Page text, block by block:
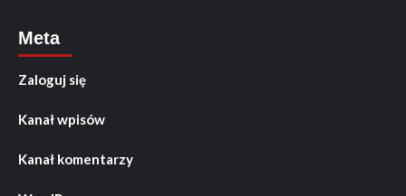
Meta
Zaloguj się
Kanał wpisów
Kanał komentarzy